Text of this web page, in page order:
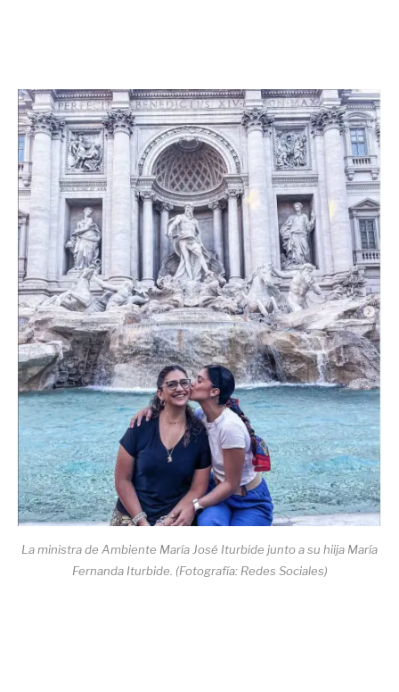
La ministra de Ambiente María José Iturbide junto a su hiija María
Fernanda Iturbide. (Fotografía: Redes Sociales)